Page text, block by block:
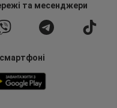
та месенджери